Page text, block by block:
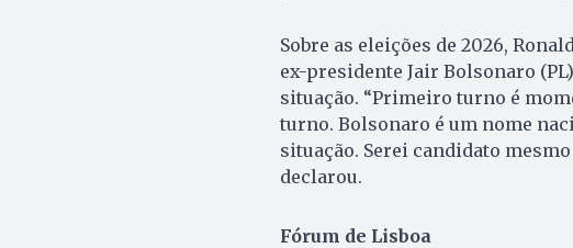
Sobre as eleições de 2026,
ex-presidente Jair Bolsonaro
situação. “Primeiro turno é
turno. Bolsonaro é um nome
situação. Serei candidato
declarou.
Fórum de Lisboa